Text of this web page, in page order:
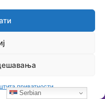
приватности
28
Serbian